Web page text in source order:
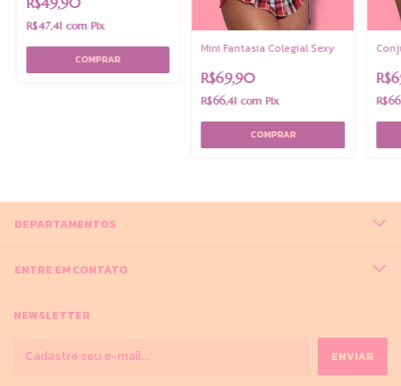
R$47,41 com Pix
Mini Fantasia Colegial Sexy
R$69,90
R$66,41 com Pix
DEPARTAMENTOS
ENTRE EM CONTATO
NEWSLETTER